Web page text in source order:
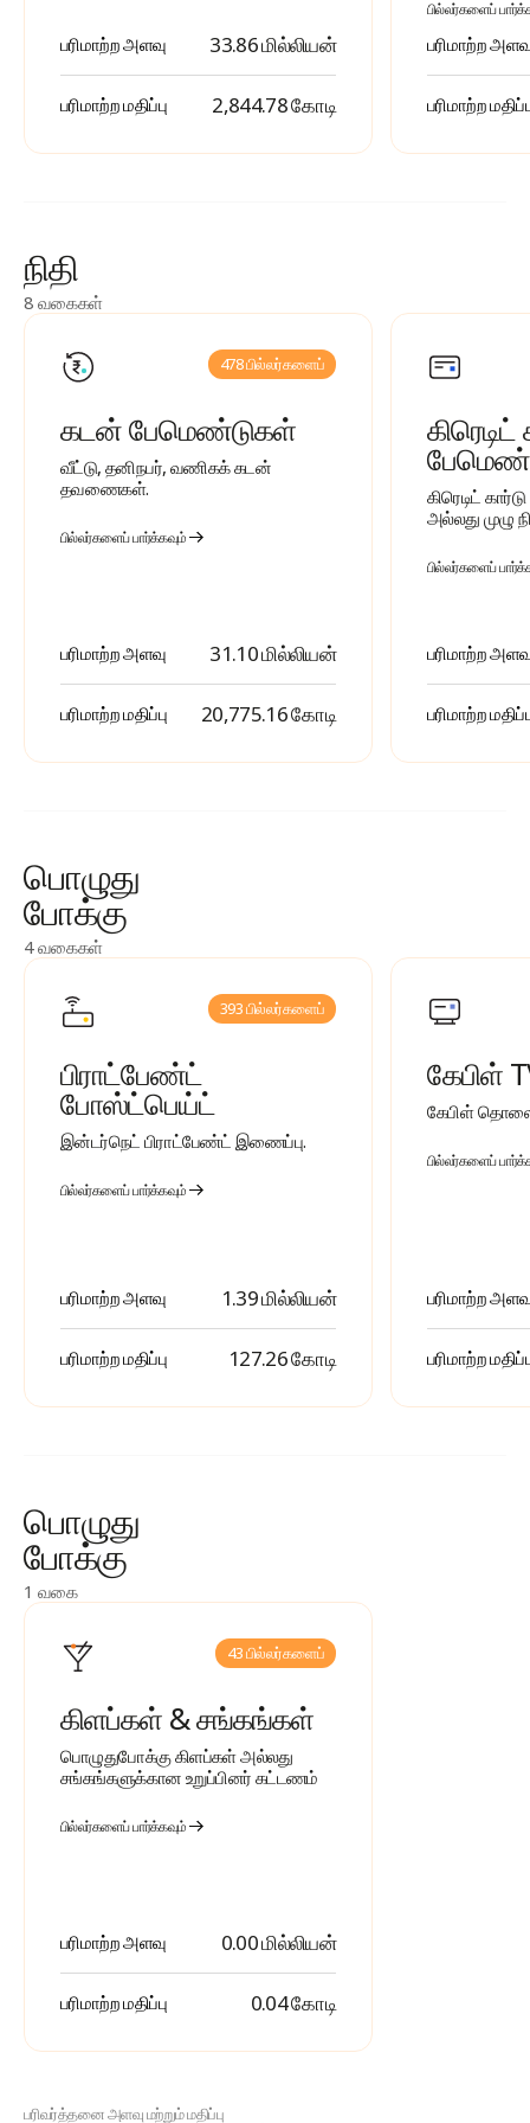
பரிமாற்ற அளவு 33.86 மில்லியன்
பரிமாற்ற மதிப்பு ₹ 2,844.78 கோடி
பில்லர்களைப்
பரிமாற்ற
பரிமாற்ற
நிதி
8 வகைகள்
478 பில்லர்களைப்
கடன் பேமெண்டுகள்
வீட்டு, தனிநபர், வணிகக் கடன்
தவணைகள்.
பில்லர்களைப் பார்க்கவும்
பரிமாற்ற அளவு 31.10 மில்லியன்
பரிமாற்ற மதிப்பு ₹ 20,775.16 கோடி
கிரெடிட்
கிரெடிட்
அல்லது முழு
பில்லர்களைப்
பரிமாற்ற
பரிமாற்ற
பொழுது
போக்கு
4 வகைகள்
393 பில்லர்களைப்
பிராட்பேண்ட்
போஸ்ட்பெய்ட்
இன்டர்நெட் பிராட்பேண்ட் இணைப்பு.
பில்லர்களைப் பார்க்கவும்
பரிமாற்ற அளவு 1.39 மில்லியன்
பரிமாற்ற மதிப்பு ₹ 127.26 கோடி
கேபிள்
கேபிள்
பில்லர்களைப்
பரிமாற்ற
பரிமாற்ற
பொழுது
போக்கு
1 வகை
43 பில்லர்களைப்
கிளப்கள் & சங்கங்கள்
பொழுதுபோக்கு கிளப்கள் அல்லது
சங்கங்களுக்கான உறுப்பினர் கட்டணம்
பில்லர்களைப் பார்க்கவும்
பரிமாற்ற அளவு 0.00 மில்லியன்
பரிமாற்ற மதிப்பு ₹ 0.04 கோடி
பரிவர்த்தனை அளவு மற்றும் மதிப்பு